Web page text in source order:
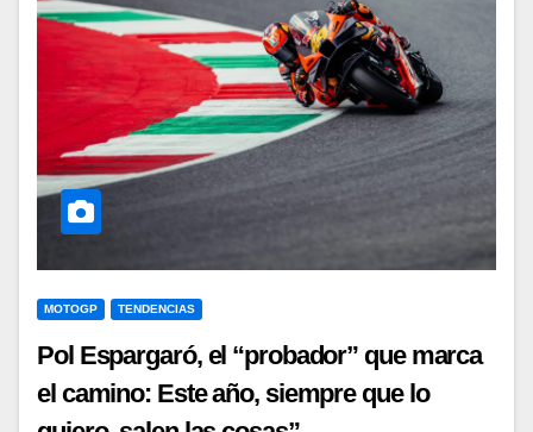
MOTOGP TENDENCIAS
Pol Espargaró, el “probador” que marca
el camino: Este año, siempre que lo